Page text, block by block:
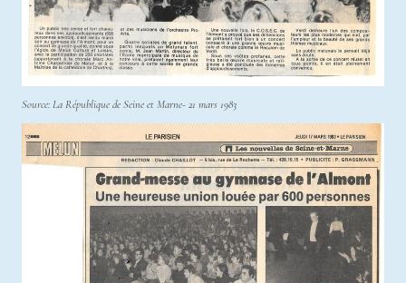
Source: La République de Seine et Marne- 21 mars 1983